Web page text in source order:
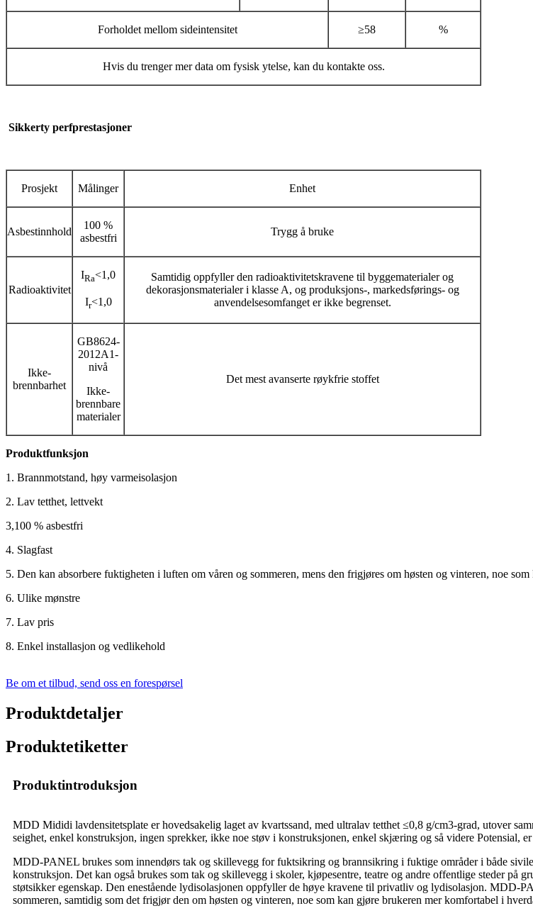
Forholdet mellom sideintensitet ≥58 %
Hvis du trenger mer data om fysisk ytelse, kan du kontakte oss.
Sikkerty perfprestasjoner
Prosjekt Målinger Enhet
Asbestinnhold
100 %
asbestfri
Trygg å bruke
Radioaktivitet
IRa<1,0
Ir<1,0
Samtidig oppfyller den radioaktivitetskravene til byggematerialer og
dekorasjonsmaterialer i klasse A, og produksjons-, markedsførings- og
anvendelsesomfanget er ikke begrenset.
Ikke-
brennbarhet
GB8624-
2012A1-
nivå
Ikke-
brennbare
materialer
Det mest avanserte røykfrie stoffet
Produktfunksjon
1. Brannmotstand, høy varmeisolasjon
2. Lav tetthet, lettvekt
3,100 % asbestfri
4. Slagfast
5. Den kan absorbere fuktigheten i luften om våren og sommeren, mens den frigjøres om høsten og vinteren, noe
6. Ulike mønstre
7. Lav pris
8. Enkel installasjon og vedlikehold
Be om et tilbud, send oss ​​en forespørsel
Produktdetaljer
Produktetiketter
Produktintroduksjon
MDD Mididi lavdensitetsplate er hovedsakelig laget av kvartssand, med ultralav tetthet ≤0,8 g/cm3-grad, utover
seighet, enkel konstruksjon, ingen sprekker, ikke noe støv i konstruksjonen, enkel skjæring og så videre Potensial,
MDD-PANEL brukes som innendørs tak og skillevegg for fuktsikring og brannsikring i fuktige områder i både
konstruksjon. Det kan også brukes som tak og skillevegg i skoler, kjøpesentre, teatre og andre offentlige steder på
støtsikker egenskap. Den enestående lydisolasjonen oppfyller de høye kravene til privatliv og lydisolasjon. MDD-
sommeren, samtidig som det frigjør den om høsten og vinteren, noe som kan gjøre brukeren mer komfortabel i